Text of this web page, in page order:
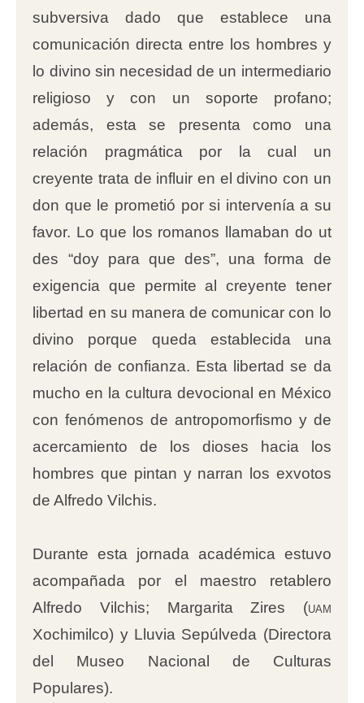
subversiva dado que establece una
comunicación directa entre los hombres y
lo divino sin necesidad de un intermediario
religioso y con un soporte profano;
además, esta se presenta como una
relación pragmática por la cual un
creyente trata de influir en el divino con un
don que le prometió por si intervenía a su
favor. Lo que los romanos llamaban do ut
des “doy para que des”, una forma de
exigencia que permite al creyente tener
libertad en su manera de comunicar con lo
divino porque queda establecida una
relación de confianza. Esta libertad se da
mucho en la cultura devocional en México
con fenómenos de antropomorfismo y de
acercamiento de los dioses hacia los
hombres que pintan y narran los exvotos
de Alfredo Vilchis.
Durante esta jornada académica estuvo
acompañada por el maestro retablero
Alfredo Vilchis; Margarita Zires (uam
Xochimilco) y Lluvia Sepúlveda (Directora
del Museo Nacional de Culturas
Populares).